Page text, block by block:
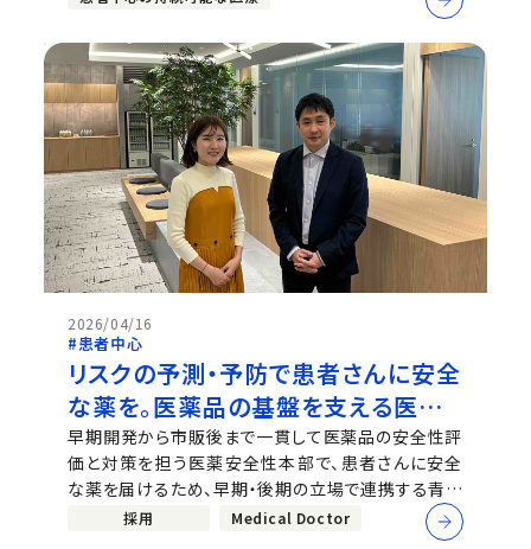
者や血友病の方・ご家族から大きな期待を集めていま
2026/04/16
#患者中心
リスクの予測・予防で患者さんに安全
な薬を。医薬品の基盤を支える医薬
安全性本部
早期開発から市販後まで一貫して医薬品の安全性評
価と対策を担う医薬安全性本部で、患者さんに安全
な薬を届けるため、早期・後期の立場で連携する青木
と御手洗。医学的知見や臨床・研究経験をもとに高度
な判断を行うMDとがん領域における開発品のプロ
採用 Medical Doctor